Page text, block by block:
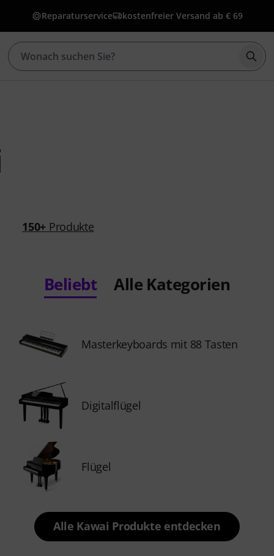
Reparaturservice kostenfreier Versand ab € 69
150+ Produkte
Beliebt Alle Kategorien
Masterkeyboards mit 88 Tasten
Digitalflügel
Flügel
Alle Kawai Produkte entdecken